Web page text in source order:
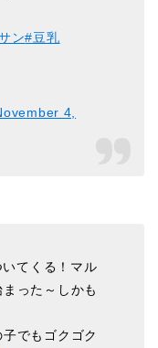
ン#豆乳
4,
てくる！マル
った～しかも
でもゴクゴク